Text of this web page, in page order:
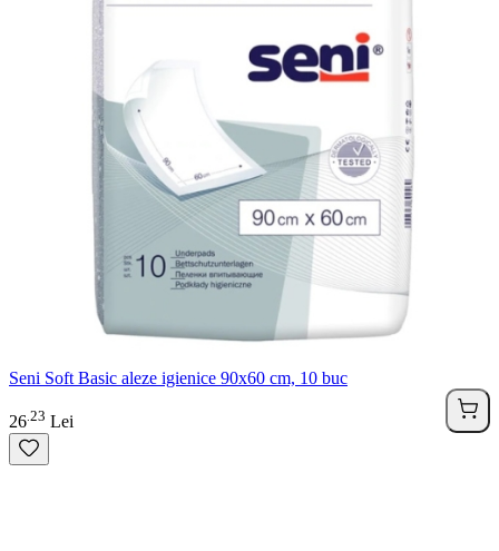
Seni Soft Basic aleze igienice 90x60 cm, 10 buc
26 23 Lei